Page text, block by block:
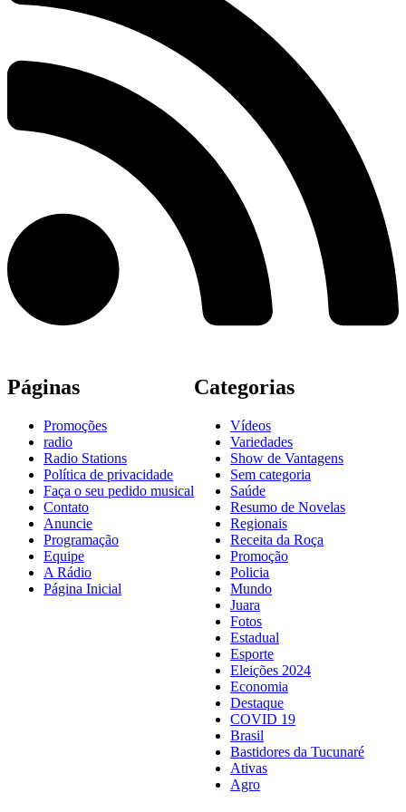
Páginas
Promoções
radio
Radio Stations
Política de privacidade
Faça o seu pedido musical
Contato
Anuncie
Programação
Equipe
A Rádio
Página Inicial
Categorias
Vídeos
Variedades
Show de Vantagens
Sem categoria
Saúde
Resumo de Novelas
Regionais
Receita da Roça
Promoção
Policia
Mundo
Juara
Fotos
Estadual
Esporte
Eleições 2024
Economia
Destaque
COVID 19
Brasil
Bastidores da Tucunaré
Ativas
Agro